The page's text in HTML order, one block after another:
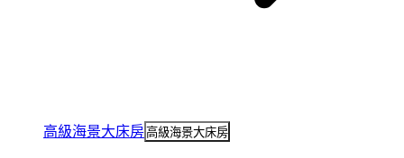
高級海景大床房高級海景大床房